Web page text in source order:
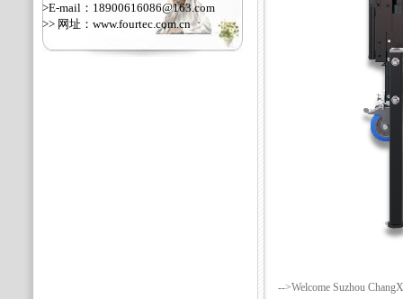
>E-mail：18900616086@163.com
>> 网址： www.fourtec.com.cn
-->Welcome Suzhou